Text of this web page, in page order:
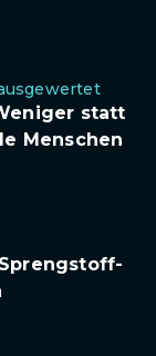
statt
Menschen